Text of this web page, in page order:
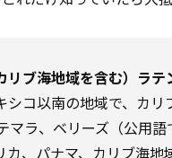
ブ海地域を含む）ラ
コ以南の地域で、カ
ラ、ベリーズ（公用
、パナマ、カリブ海地